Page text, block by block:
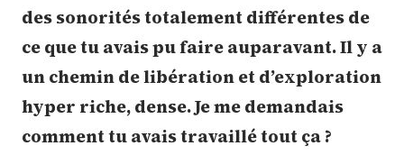
des sonorités totalement différentes de
ce que tu avais pu faire auparavant. Il y a
un chemin de libération et d’exploration
hyper riche, dense. Je me demandais
comment tu avais travaillé tout ça ?